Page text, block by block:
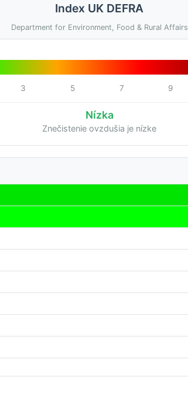
Index UK DEFRA
Department for Environment, Food & Rural Affairs
3 5 7 9
Nízka
Znečistenie ovzdušia je nízke